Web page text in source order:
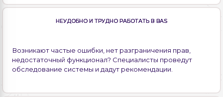
НЕУДОБНО И ТРУДНО РАБОТАТЬ В BAS
Возникают частые ошибки, нет разграничения прав,
недостаточный функционал? Специалисты проведут
обследование системы и дадут рекомендации.